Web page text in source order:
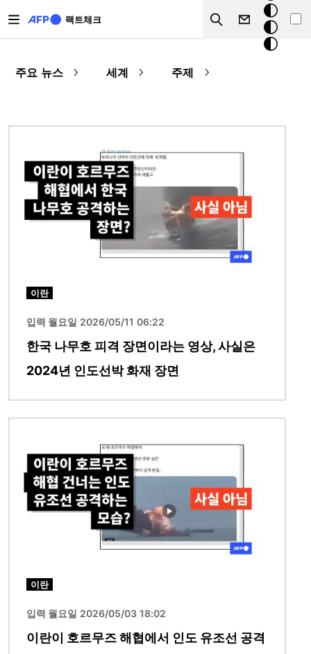
팩트체크
Search
크
모
드
주요 뉴스 세계 주제
이란
입력 월요일 2026/05/11 06:22
한국 나무호 피격 장면이라는 영상, 사실은
2024년 인도선박 화재 장면
이란
입력 월요일 2026/05/03 18:02
이란이 호르무즈 해협에서 인도 유조선 공격